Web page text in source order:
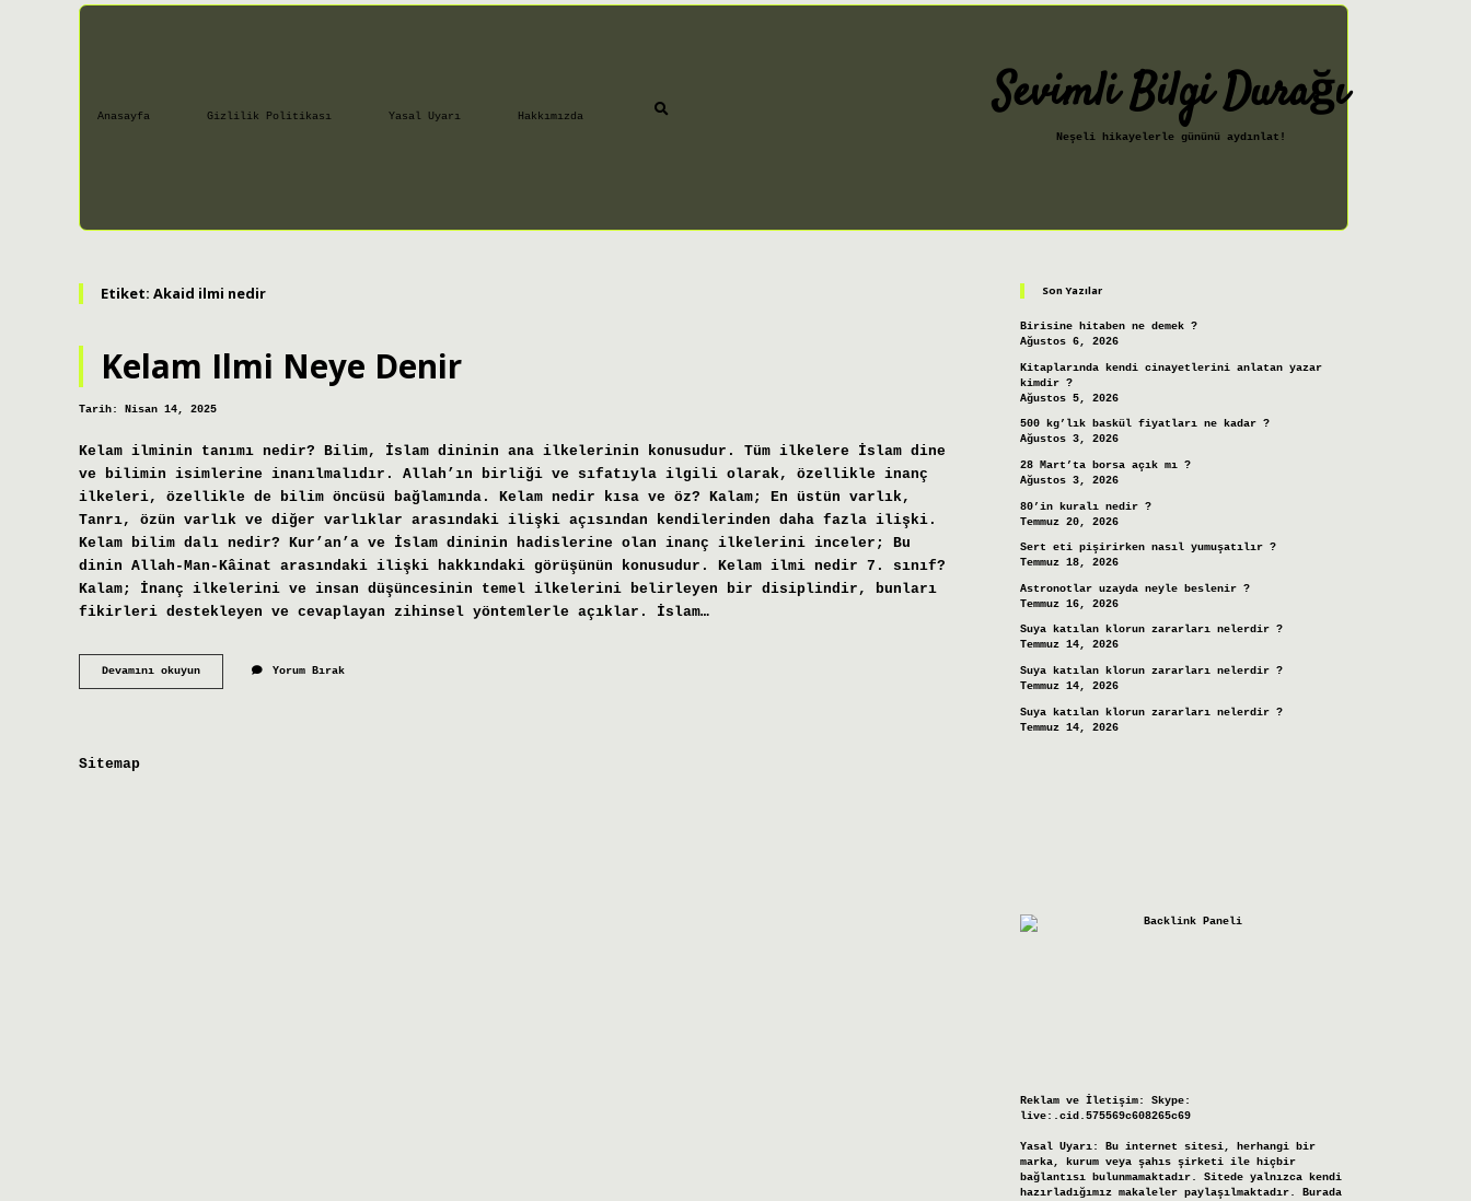
Anasayfa Gizlilik Politikası Yasal Uyarı Hakkımızda Sevimli Bilgi Durağı
Neşeli hikayelerle gününü aydınlat!
Etiket: Akaid ilmi nedir
Kelam Ilmi Neye Denir
Tarih: Nisan 14, 2025
Kelam ilminin tanımı nedir? Bilim, İslam dininin ana ilkelerinin konusudur. Tüm ilkelere İslam dine
ve bilimin isimlerine inanılmalıdır. Allah’ın birliği ve sıfatıyla ilgili olarak, özellikle inanç
ilkeleri, özellikle de bilim öncüsü bağlamında. Kelam nedir kısa ve öz? Kalam; En üstün varlık,
Tanrı, özün varlık ve diğer varlıklar arasındaki ilişki açısından kendilerinden daha fazla ilişki.
Kelam bilim dalı nedir? Kur’an’a ve İslam dininin hadislerine olan inanç ilkelerini inceler; Bu
dinin Allah-Man-Kâinat arasındaki ilişki hakkındaki görüşünün konusudur. Kelam ilmi nedir 7. sınıf?
Kalam; İnanç ilkelerini ve insan düşüncesinin temel ilkelerini belirleyen bir disiplindir, bunları
fikirleri destekleyen ve cevaplayan zihinsel yöntemlerle açıklar. İslam…
Devamını okuyunKelam
Ilmi
Yorum Bırak
Sitemap
Son Yazılar
Birisine hitaben ne demek ?
Ağustos 6, 2026
Kitaplarında kendi cinayetlerini anlatan yazar
kimdir ?
Ağustos 5, 2026
500 kg’lık baskül fiyatları ne kadar ?
Ağustos 3, 2026
28 Mart’ta borsa açık mı ?
Ağustos 3, 2026
80’in kuralı nedir ?
Temmuz 20, 2026
Sert eti pişirirken nasıl yumuşatılır ?
Temmuz 18, 2026
Astronotlar uzayda neyle beslenir ?
Temmuz 16, 2026
Suya katılan klorun zararları nelerdir ?
Temmuz 14, 2026
Suya katılan klorun zararları nelerdir ?
Temmuz 14, 2026
Suya katılan klorun zararları nelerdir ?
Temmuz 14, 2026
Reklam ve İletişim:
Skype:
live:.cid.575569c608265c69
Yasal Uyarı:
Bu internet sitesi, herhangi bir
marka, kurum veya şahıs şirketi ile hiçbir
bağlantısı bulunmamaktadır. Sitede yalnızca kendi
hazırladığımız makaleler paylaşılmaktadır. Burada